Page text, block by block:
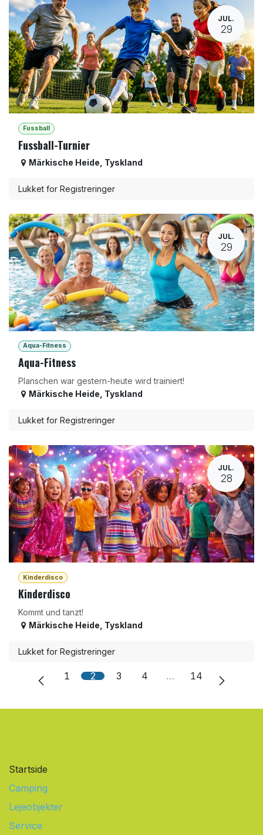
JUL.
29
Fussball
Fussball-Turnier
Märkische Heide Tyskland
Lukket for Registreringer
JUL.
29
Aqua-Fitness
Aqua-Fitness
Planschen war gestern-heute wird trainiert!
Märkische Heide Tyskland
Lukket for Registreringer
JUL.
28
Kinderdisco
Kinderdisco
Kommt und tanzt!
Märkische Heide Tyskland
Lukket for Registreringer
1 2 3 4 … 14
Startside
Camping
Lejeobjekter
Service